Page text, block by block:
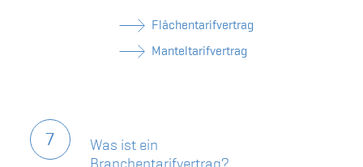
Flächentarifvertrag
Manteltarifvertrag
7
Was ist ein
Branchentarifvertrag?